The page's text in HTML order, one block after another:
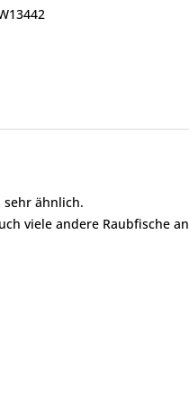
sehr ähnlich.
viele andere Raubfische an